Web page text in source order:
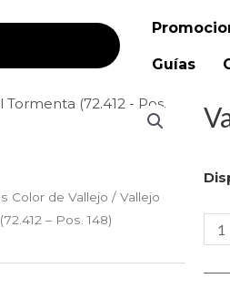
Guías
Color de Vallejo / Vallejo
– Pos. 148)
-